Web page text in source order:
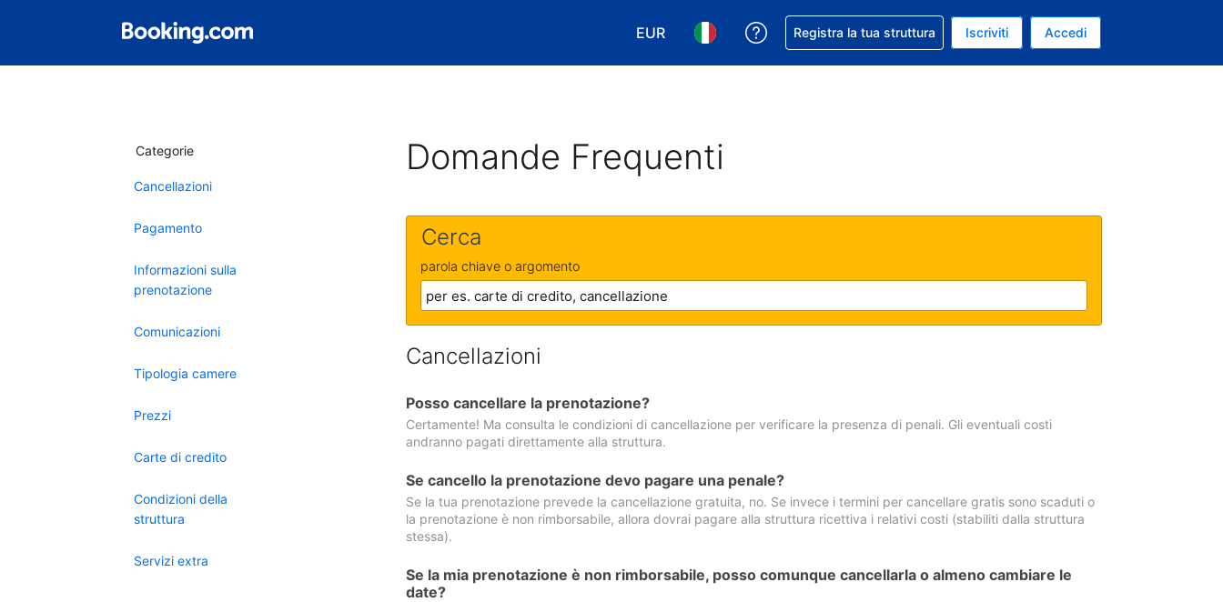
EUR
Scegli la tua valuta. Valuta attuale: Euro
Scegli la tua lingua. Lingua attuale: Italiano
Ricevi aiuto con la prenotazione
Registra la tua struttura Iscriviti Accedi
Categorie
Cancellazioni
Pagamento
Informazioni sulla
prenotazione
Comunicazioni
Tipologia camere
Prezzi
Carte di credito
Condizioni della
struttura
Servizi extra
Domande Frequenti
Cerca
parola chiave o argomento
Cancellazioni
Posso cancellare la prenotazione?
Certamente! Ma consulta le condizioni di cancellazione per verificare la presenza di penali. Gli eventuali costi
andranno pagati direttamente alla struttura.
Se cancello la prenotazione devo pagare una penale?
Se la tua prenotazione prevede la cancellazione gratuita, no. Se invece i termini per cancellare gratis sono scaduti o
la prenotazione è non rimborsabile, allora dovrai pagare alla struttura ricettiva i relativi costi (stabiliti dalla struttura
stessa).
Se la mia prenotazione è non rimborsabile, posso comunque cancellarla o almeno cambiare le
date?